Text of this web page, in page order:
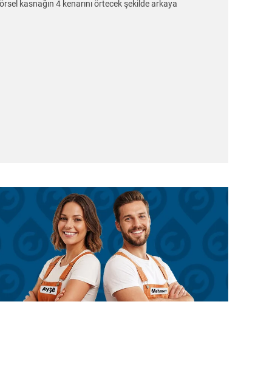
kasnağın 4 kenarını örtecek şekilde arkaya